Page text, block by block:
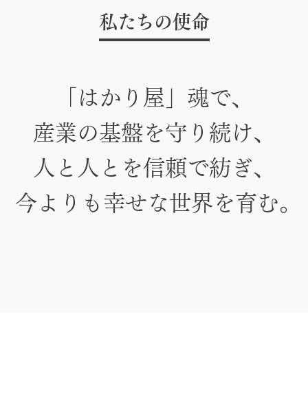
私たちの使命
「はか り 屋 」 魂で、
産業の基盤を守 り 続け、
人 と 人 と を信頼で紡ぎ、
今よ り も幸せな世界を育む。